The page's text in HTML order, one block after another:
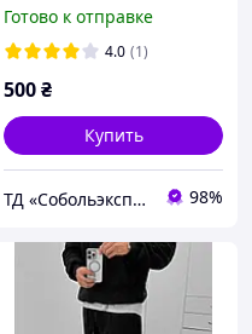
Готово к отправке
4.0 (1)
500₴
Купить
ТД «Собольэкспресс» 98%